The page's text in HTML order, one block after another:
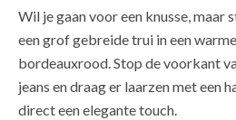
Wil je gaan voor een knusse,
een grof gebreide trui in een
bordeauxrood. Stop de voorkant
jeans en draag er laarzen met een
direct een elegante touch.